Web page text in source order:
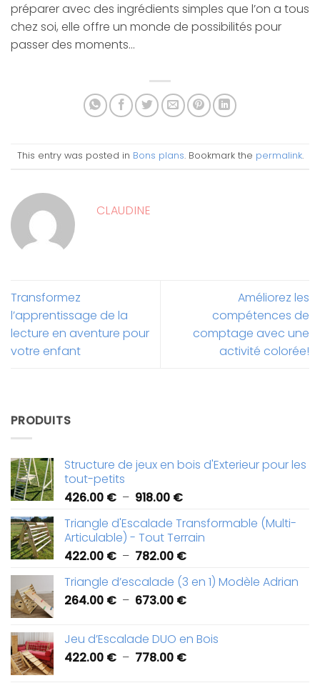
préparer avec des ingrédients simples que l’on a tous
chez soi, elle offre un monde de possibilités pour
passer des moments…
This entry was posted in Bons plans. Bookmark the permalink.
CLAUDINE
Transformez
l’apprentissage de la
lecture en aventure pour
votre enfant
Améliorez les
compétences de
comptage avec une
activité colorée!
PRODUITS
Structure de jeux en bois d'Exterieur pour les
tout-petits
426.00 € – 918.00 €Plage
prix :
426.00 €
à
918.00 €
Triangle d'Escalade Transformable (Multi-
Articulable) - Tout Terrain
422.00 € – 782.00 €Plage
prix :
422.00 €
782.00 €
Triangle d’escalade (3 en 1) Modèle Adrian
264.00 € – 673.00 €Plage
264.00 €
à
Jeu d’Escalade DUO en Bois
422.00 € – 778.00 €Plage